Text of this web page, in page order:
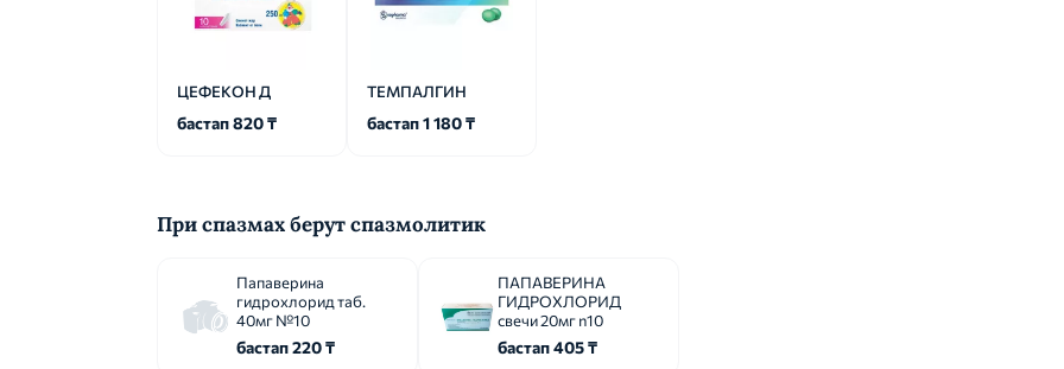
ЦЕФЕКОН Д
бастап 820 ₸
ТЕМПАЛГИН
бастап 1 180 ₸
При спазмах берут спазмолитик
Папаверина
гидрохлорид таб.
40мг №10
бастап 220 ₸
ПАПАВЕРИНА
ГИДРОХЛОРИД
свечи 20мг n10
бастап 405 ₸